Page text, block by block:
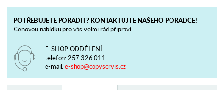
POTŘEBUJETE PORADIT? KONTAKTUJTE NAŠEHO PORADCE!
Cenovou nabídku pro vás velmi rád připraví
E-SHOP ODDĚLENÍ
telefon: 257 326 011
e-mail:e-shop@copyservis.cz